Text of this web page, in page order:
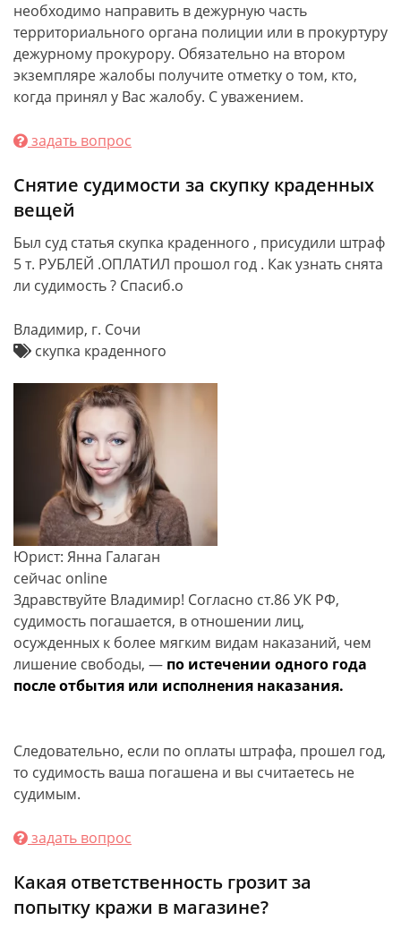
необходимо направить в дежурную часть
территориального органа полиции или в прокуртуру
дежурному прокурору. Обязательно на втором
экземпляре жалобы получите отметку о том, кто,
когда принял у Вас жалобу. С уважением.
задать вопрос
Снятие судимости за скупку краденных
вещей
Был суд статья скупка краденного , присудили штраф
5 т. РУБЛЕЙ .ОПЛАТИЛ прошол год . Как узнать снята
ли судимость ? Спасиб.о
Владимир, г. Сочи
скупка краденного
Юрист: Янна Галаган
сейчас online
Здравствуйте Владимир! Согласно ст.86 УК РФ,
судимость погашается, в отношении лиц,
осужденных к более мягким видам наказаний, чем
лишение свободы, — по истечении одного года
после отбытия или исполнения наказания.
Следовательно, если по оплаты штрафа, прошел год,
то судимость ваша погашена и вы считаетесь не
судимым.
задать вопрос
Какая ответственность грозит за
попытку кражи в магазине?